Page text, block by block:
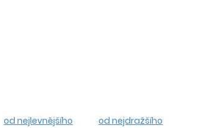
od nejlevnějšího od nejdražšího